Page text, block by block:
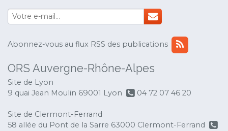
Abonnez-vous au flux RSS des publications
ORS Auvergne-Rhône-Alpes
Site de Lyon
9 quai Jean Moulin 69001 Lyon
04 72 07 46 20
Site de Clermont-Ferrand
58 allée du Pont de la Sarre 63000 Clermont-Ferrand